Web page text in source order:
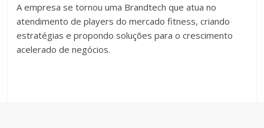
A empresa se tornou uma Brandtech que atua no
atendimento de players do mercado fitness, criando
estratégias e propondo soluções para o crescimento
acelerado de negócios.